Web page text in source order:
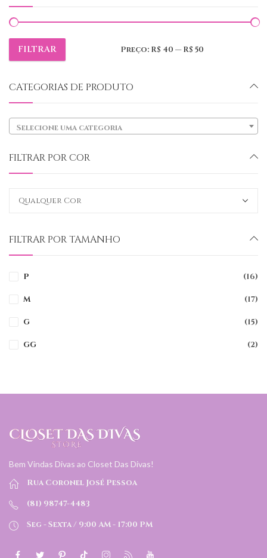
Preço
Preço
FILTRAR Preço: R$ 40 —R$ 50
CATEGORIAS DE PRODUTO
Selecione uma categoria
FILTRAR POR COR
FILTRAR POR TAMANHO
P (16)
M (17)
G (15)
GG (2)
Bem Vindas Divas ao Closet Das Divas!
Rua Coronel José Pessoa
(81) 98747-4483
Seg - Sexta / 9:00 AM - 17:00 PM